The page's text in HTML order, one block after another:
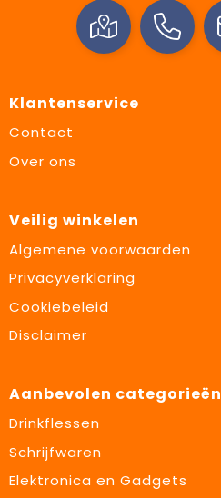
Klantenservice
Contact
Over ons
Veilig winkelen
Algemene voorwaarden
Privacyverklaring
Cookiebeleid
Disclaimer
Aanbevolen categorieën
Drinkflessen
Schrijfwaren
Elektronica en Gadgets